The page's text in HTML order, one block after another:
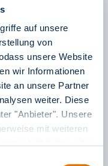
auf unsere
von
unsere Website
wir Informationen
an unsere Partner
weiter. Diese
"Anbieter". Unsere
mit weiteren
9. August
zwischen
Blase-Straße
Platz und Anna-
Straße und der